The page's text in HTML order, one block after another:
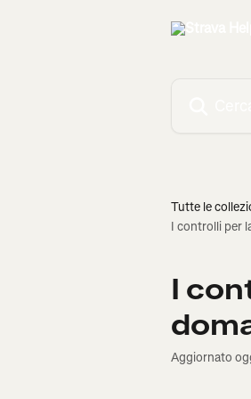
Tutte le
I controlli per
I
Aggiornato